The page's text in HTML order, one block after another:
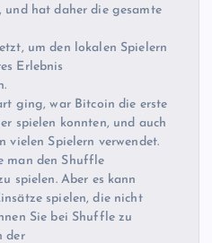
und hat daher die gesamte
um den lokalen Spielern
Erlebnis
ging, war Bitcoin die erste
spielen konnten, und auch
vielen Spielern verwendet.
man den Shuffle
spielen. Aber es kann
spielen, die nicht
Sie bei Shuffle zu
der